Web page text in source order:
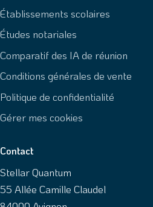
Établissements scolaires
Études notariales
Comparatif des IA de réunion
Conditions générales de vente
Politique de confidentialité
Gérer mes cookies
Contact
Stellar Quantum
55 Allée Camille Claudel